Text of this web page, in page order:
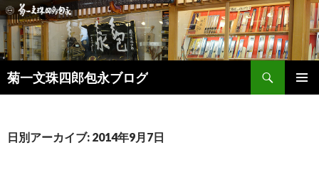
菊一文珠四郎包永ブログ
検
索
ン
日別アーカイブ: 2014年9月7日